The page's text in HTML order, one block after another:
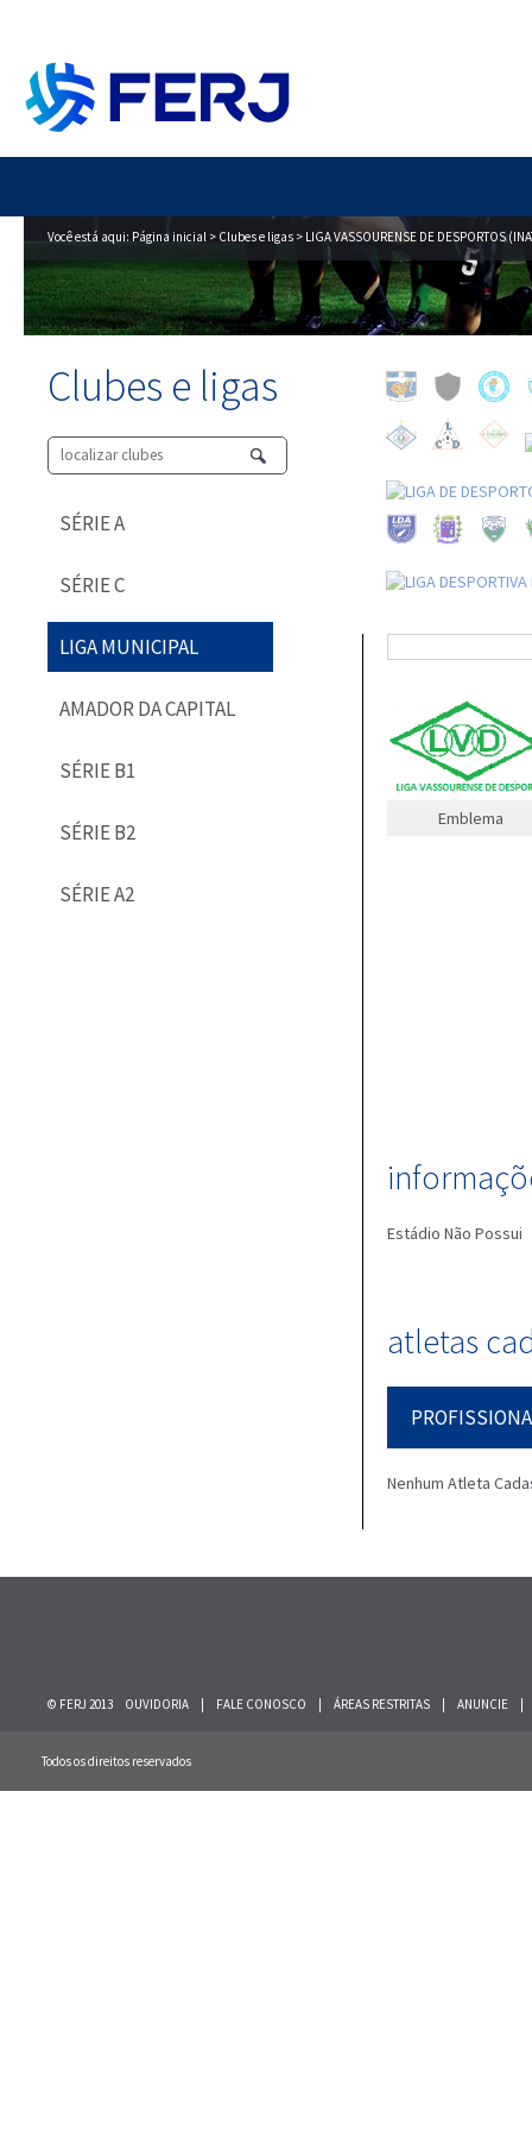
Você está aqui: Página inicial > Clubes e ligas > LIGA VASSOURENSE DE DESPORTOS
Clubes e ligas
SÉRIE A
SÉRIE C
LIGA MUNICIPAL
AMADOR DA CAPITAL
SÉRIE B1
SÉRIE B2
SÉRIE A2
Emblema
Estádio Não Possui
atletas
Nenhum Atleta
© FERJ 2013 OUVIDORIA FALE CONOSCO ÁREAS RESTRITAS ANUNCIE
Todos os direitos reservados